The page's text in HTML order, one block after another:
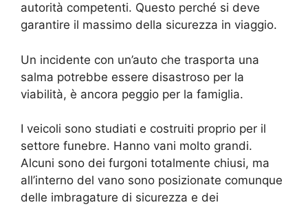
autorità competenti. Questo perché si deve
garantire il massimo della sicurezza in viaggio.
Un incidente con un’auto che trasporta una
salma potrebbe essere disastroso per la
viabilità, è ancora peggio per la famiglia.
I veicoli sono studiati e costruiti proprio per il
settore funebre. Hanno vani molto grandi.
Alcuni sono dei furgoni totalmente chiusi, ma
all’interno del vano sono posizionate comunque
delle imbragature di sicurezza e dei